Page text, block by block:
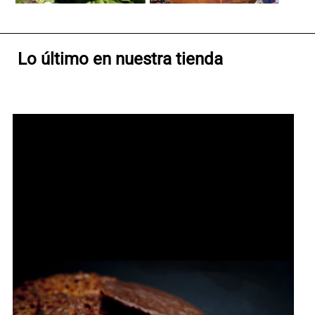
Lo último en nuestra tienda